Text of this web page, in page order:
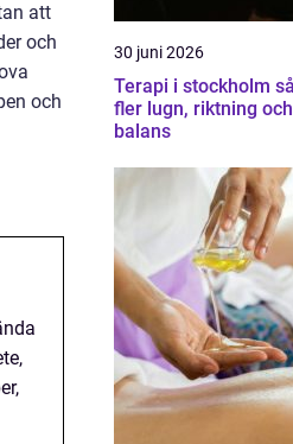
att
och
och
30 juni 2026
Terapi i stockholm så hittar
fler lugn, riktning och
balans